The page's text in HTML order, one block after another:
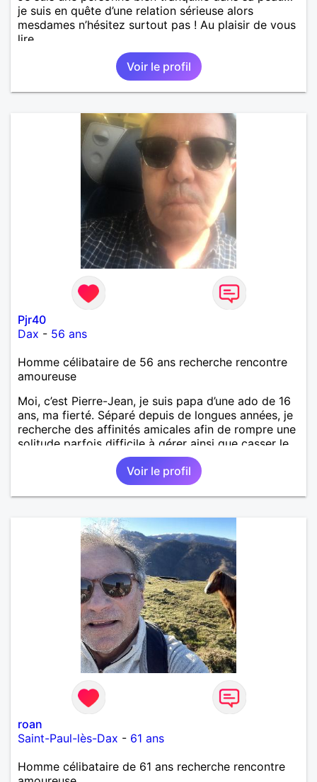
je suis en quête d’une relation sérieuse alors
mesdames n’hésitez surtout pas ! Au plaisir de vous
lire.
Voir le profil
Pjr40
Dax - 56 ans
Homme célibataire de 56 ans recherche rencontre
amoureuse
Moi, c’est Pierre-Jean, je suis papa d’une ado de 16
ans, ma fierté. Séparé depuis de longues années, je
recherche des affinités amicales afin de rompre une
solitude parfois difficile à gérer ainsi que casser le
vague à l’âme. L’amitié reste extrêmement
importante à mes yeux mais peut se décliner en des
sentiments plus puissants. « Le temps fera son
œuvre » disait Arthur Schopenhauer, philosophe
autant être trop locace. Je suis bourré de qualités
avec très peu de défauts. Je suis altruiste,
bienveillant, empathique, attentionné, honnête,
respectueux, doux de caractère et compréhensif : je
laisse « glisser » beaucoup de choses. Mais ne vous
m’éprenez pas Mesdames, si une personne que
j’aime me trahit une fois, il n’y aura pas de seconde
chance et je l’effacerai à « vitam eternam ».
Néanmoins, je suis un tout petit peu maniaque ainsi
qu’impatient. J’essaye de faire des efforts. Rien de
bien dramatique ! Du moins je le pense……Je suis un
homme facile à vivre. À vous si vous le souhaitez,
d’apprendre à me connaître davantage. J’en serai
ravi….A très bientôt je l’espère.
Voir le profil
roan
Saint-Paul-lès-Dax - 61 ans
Homme célibataire de 61 ans recherche rencontre